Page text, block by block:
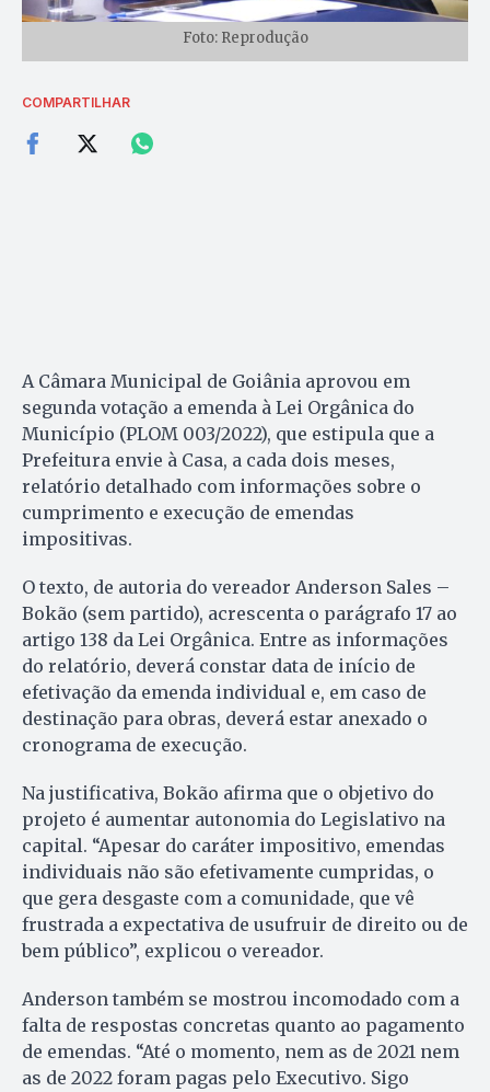
Foto: Reprodução
COMPARTILHAR
A Câmara Municipal de Goiânia aprovou em
segunda votação a emenda à Lei Orgânica do
Município (PLOM 003/2022), que estipula que a
Prefeitura envie à Casa, a cada dois meses,
relatório detalhado com informações sobre o
cumprimento e execução de emendas
impositivas.
O texto, de autoria do vereador Anderson Sales –
Bokão (sem partido), acrescenta o parágrafo 17 ao
artigo 138 da Lei Orgânica. Entre as informações
do relatório, deverá constar data de início de
efetivação da emenda individual e, em caso de
destinação para obras, deverá estar anexado o
cronograma de execução.
Na justificativa, Bokão afirma que o objetivo do
projeto é aumentar autonomia do Legislativo na
capital. “Apesar do caráter impositivo, emendas
individuais não são efetivamente cumpridas, o
que gera desgaste com a comunidade, que vê
frustrada a expectativa de usufruir de direito ou de
bem público”, explicou o vereador.
Anderson também se mostrou incomodado com a
falta de respostas concretas quanto ao pagamento
de emendas. “Até o momento, nem as de 2021 nem
as de 2022 foram pagas pelo Executivo. Sigo